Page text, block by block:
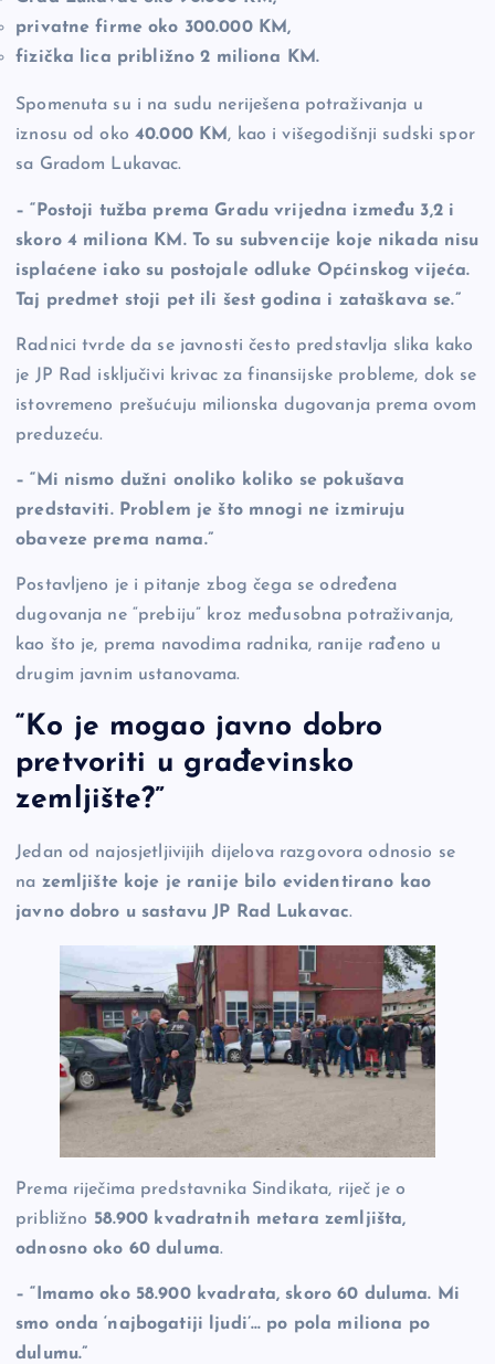
privatne firme oko 300.000 KM,
fizička lica približno 2 miliona KM.
Spomenuta su i na sudu neriješena potraživanja u
iznosu od oko40.000 KM, kao i višegodišnji sudski spor
sa Gradom Lukavac.
– “Postoji tužba prema Gradu vrijedna između 3,2 i
skoro 4 miliona KM. To su subvencije koje nikada nisu
isplaćene iako su postojale odluke Općinskog vijeća.
Taj predmet stoji pet ili šest godina i zataškava se.”
Radnici tvrde da se javnosti često predstavlja slika kako
je JP Rad isključivi krivac za finansijske probleme, dok se
istovremeno prešućuju milionska dugovanja prema ovom
preduzeću.
– “Mi nismo dužni onoliko koliko se pokušava
predstaviti. Problem je što mnogi ne izmiruju
obaveze prema nama.”
Postavljeno je i pitanje zbog čega se određena
dugovanja ne “prebiju” kroz međusobna potraživanja,
kao što je, prema navodima radnika, ranije rađeno u
drugim javnim ustanovama.
“Ko je mogao javno dobro
pretvoriti u građevinsko
zemljište?”
Jedan od najosjetljivijih dijelova razgovora odnosio se
na zemljište koje je ranije bilo evidentirano kao
javno dobro u sastavu JP Rad Lukavac.
Prema riječima predstavnika Sindikata, riječ je o
približno 58.900 kvadratnih metara zemljišta,
odnosno oko 60 duluma.
– “Imamo oko 58.900 kvadrata, skoro 60 duluma. Mi
smo onda ‘najbogatiji ljudi’… po pola miliona po
dulumu.”